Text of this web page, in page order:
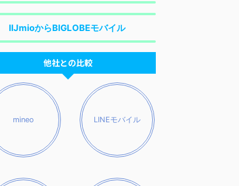
IIJmioからBIGLOBEモバイル
他社との比較
mineo LINEモバイル